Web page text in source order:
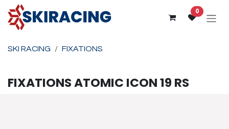
Se rendre au contenu
0
SKI RACING FIXATIONS
FIXATIONSATOMIC ICON 19 RS